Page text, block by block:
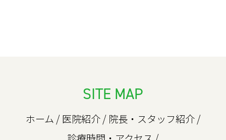
SITE MAP
ホーム /医院紹介/ 院長・スタッフ紹介/